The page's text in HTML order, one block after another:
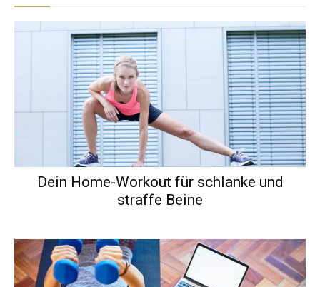
Dein Home-Workout für schlanke und
straffe Beine